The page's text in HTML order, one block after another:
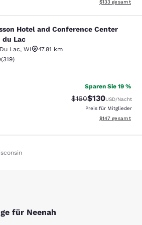
Geschätzte
$133 gesamt
and Conference
Hotel and Conference Center
du Lac
Lac, WI
47.81 km
Bewertung. Sehr gut. 319 Bewertungen
(319)
Sparen Sie 19 %
Durchgestrichener
$160Vergünstigter
$130USD/Nacht
Preis für Mitglieder
Geschätzte
$147 gesamt
für Neenah